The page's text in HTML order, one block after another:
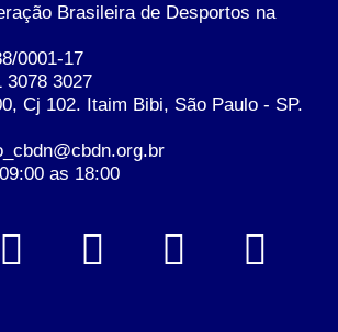
Brasileira de Desportos na
0001-17
3078 3027
Cj 102. Itaim Bibi, São Paulo - SP.
as 18:00